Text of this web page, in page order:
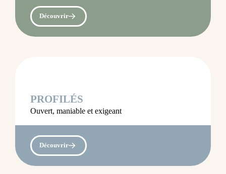
Découvrir
PROFILÉS
Ouvert, maniable et exigeant
Découvrir